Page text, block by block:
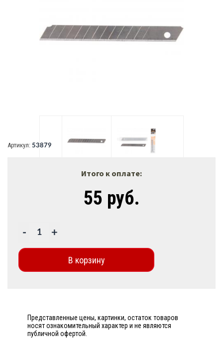
Артикул: 53879 В наличии:много
Представленные цены, картинки, остаток товаров
носят ознакомительный характер и не являются
публичной офертой.
Итого к оплате:
55 руб.
+
-
В корзину